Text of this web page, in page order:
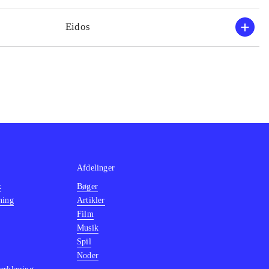
Eidos
Afdelinger
Bøger
Artikler
Film
Musik
Spil
Noder